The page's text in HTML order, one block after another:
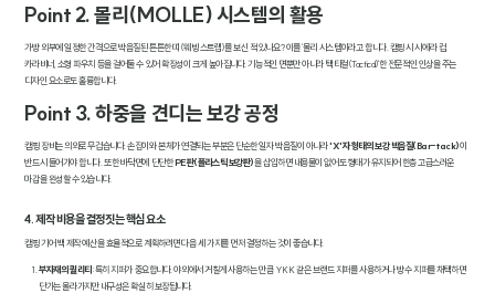
Point 2. 몰리(MOLLE) 시스템의 활용
가방 외부에 일정한 간격으로 박음질된 튼튼한 띠(웨빙 스트랩)를 보신 적 있나요? 이를 '몰리 시스템'이라고 합니다. 캠핑 시 시에라 컵,
카라비너, 소형 파우치 등을 걸어둘 수 있어 확장성이 크게 높아집니다. 기능적인 면뿐만 아니라 '택티컬(Tactical)'한 전문적인 인상을 주는
디자인 요소로도 훌륭합니다.
Point 3. 하중을 견디는 보강 공정
캠핑 장비는 의외로 무겁습니다. 손잡이와 본체가 연결되는 부분은 단순한 일자 박음질이 아니라'X'자 형태의 보강 박음질(Bar-tack)이
반드시 들어가야 합니다. 또한 바닥면에 단단한PE판(플라스틱 보강판)을 삽입하면 내용물이 없어도 형태가 유지되어 한층 고급스러운
마감을 완성할 수 있습니다.
4. 제작 비용을 결정짓는 핵심 요소
캠핑 기어 백 제작 예산을 효율적으로 계획하려면 다음 세 가지를 먼저 결정하는 것이 좋습니다.
부자재의 퀄리티 : 특히 지퍼가 중요합니다. 야외에서 거칠게 사용하는 만큼 YKK 같은 브랜드 지퍼를 사용하거나 방수 지퍼를 채택하면
단가는 올라가지만 내구성은 확실히 보장됩니다.